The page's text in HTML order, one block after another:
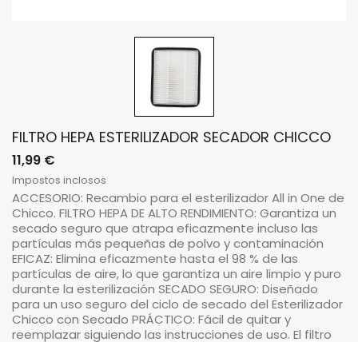
FILTRO HEPA ESTERILIZADOR SECADOR CHICCO
11,99 €
Impostos inclosos
ACCESORIO: Recambio para el esterilizador All in One de
Chicco. FILTRO HEPA DE ALTO RENDIMIENTO: Garantiza un
secado seguro que atrapa eficazmente incluso las
partículas más pequeñas de polvo y contaminación
EFICAZ: Elimina eficazmente hasta el 98 % de las
partículas de aire, lo que garantiza un aire limpio y puro
durante la esterilización SECADO SEGURO: Diseñado
para un uso seguro del ciclo de secado del Esterilizador
Chicco con Secado PRÁCTICO: Fácil de quitar y
reemplazar siguiendo las instrucciones de uso. El filtro